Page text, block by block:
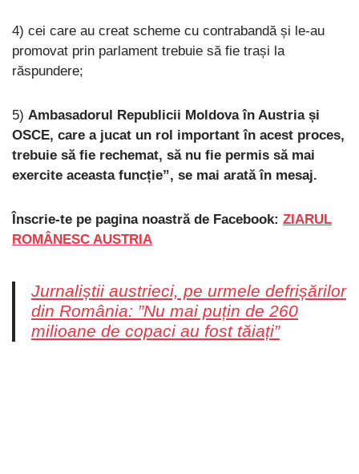
4) cei care au creat scheme cu contrabandă și le-au
promovat prin parlament trebuie să fie trași la
răspundere;
5) Ambasadorul Republicii Moldova în Austria și
OSCE, care a jucat un rol important în acest proces,
trebuie să fie rechemat, să nu fie permis să mai
exercite aceasta funcție”, se mai arată în mesaj.
Înscrie-te pe pagina noastră de Facebook: ZIARUL
ROMÂNESC AUSTRIA
Jurnaliștii austrieci, pe urmele defrișărilor
din România: ”Nu mai puțin de 260
milioane de copaci au fost tăiați”